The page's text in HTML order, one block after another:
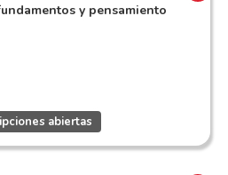
y pensamiento
abiertas